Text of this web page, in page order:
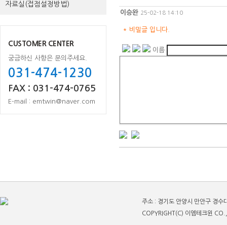
자료실(접점설정방법)
CUSTOMER CENTER
궁금하신 사항은 문의주세요.
031-474-1230
FAX : 031-474-0765
E-mail : emtwin@naver.com
이승완 25-02-18 14:10
* 비밀글 입니다.
이름
주소 : 경기도 안양시 만안구 경
COPYRIGHT(C) 이엠테크윈